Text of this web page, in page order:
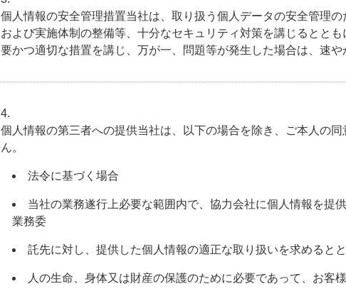
個人情報の安全管理措置当社は、取り扱う個人データの安全管理
および実施体制の整備等、十分なセキュリティ対策を講じるとと
要かつ適切な措置を講じ、万が一、問題等が発生した場合は、速や
個人情報の第三者への提供当社は、以下の場合を除き、ご本人の
ん。
法令に基づく場合
当社の業務遂行上必要な範囲内で、協力会社に個人情報を提
業務委
託先に対し、提供した個人情報の適正な取り扱いを求めると
人の生命、身体又は財産の保護のために必要であって、お客